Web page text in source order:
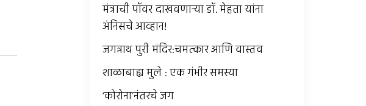
मंत्राची पॉवर दाखवणार्‍या डॉ. मेहता यांना
अंनिसचे आव्हान!
जगन्नाथ पुरी मंदिर:चमत्कार आणि वास्तव
शाळाबाह्य मुले : एक गंभीर समस्या
‘कोरोना’नंतरचे जग